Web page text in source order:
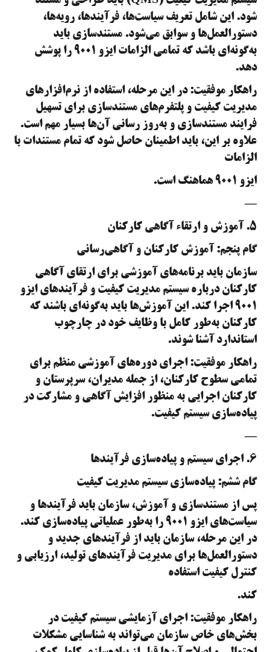
شود. این شامل تعریف سیاست‌ها، فرآیندها، رویه‌ها،
دستورالعمل‌ها و سوابق می‌شود. مستندسازی باید
به‌گونه‌ای باشد که تمامی الزامات ایزو ۹۰۰۱ را پوشش
دهد.
راهکار موفقیت: در این مرحله، استفاده از نرم‌افزارهای
مدیریت کیفیت و پلتفرم‌های مستندسازی برای تسهیل
فرایند مستندسازی و به‌روز رسانی آن‌ها بسیار مهم است.
علاوه بر این، باید اطمینان حاصل شود که تمام مستندات با
الزامات
ایزو ۹۰۰۱ هماهنگ است.
—
۵. آموزش و ارتقاء آگاهی کارکنان
گام پنجم: آموزش کارکنان و آگاهی‌رسانی
سازمان باید برنامه‌های آموزشی برای ارتقای آگاهی
کارکنان درباره سیستم مدیریت کیفیت و فرآیندهای ایزو
۹۰۰۱ اجرا کند. این آموزش‌ها باید به‌گونه‌ای باشند که
کارکنان به‌طور کامل با وظایف خود در چارچوب
استاندارد آشنا شوند.
راهکار موفقیت: اجرای دوره‌های آموزشی منظم برای
تمامی سطوح کارکنان، از جمله مدیران، سرپرستان و
کارکنان اجرایی به منظور افزایش آگاهی و مشارکت در
پیاده‌سازی سیستم کیفیت.
—
۶. اجرای سیستم و پیاده‌سازی فرآیندها
گام ششم: پیاده‌سازی سیستم مدیریت کیفیت
پس از مستندسازی و آموزش، سازمان باید فرآیندها و
سیاست‌های ایزو ۹۰۰۱ را به‌طور عملیاتی پیاده‌سازی کند.
در این مرحله، سازمان باید از فرآیندهای جدید و
دستورالعمل‌ها برای مدیریت فرآیندهای تولید، ارزیابی و
کنترل کیفیت استفاده
کند.
راهکار موفقیت: اجرای آزمایشی سیستم کیفیت در
بخش‌های خاص سازمان می‌تواند به شناسایی مشکلات